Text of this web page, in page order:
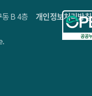
동 B 4층개인정보처리방침